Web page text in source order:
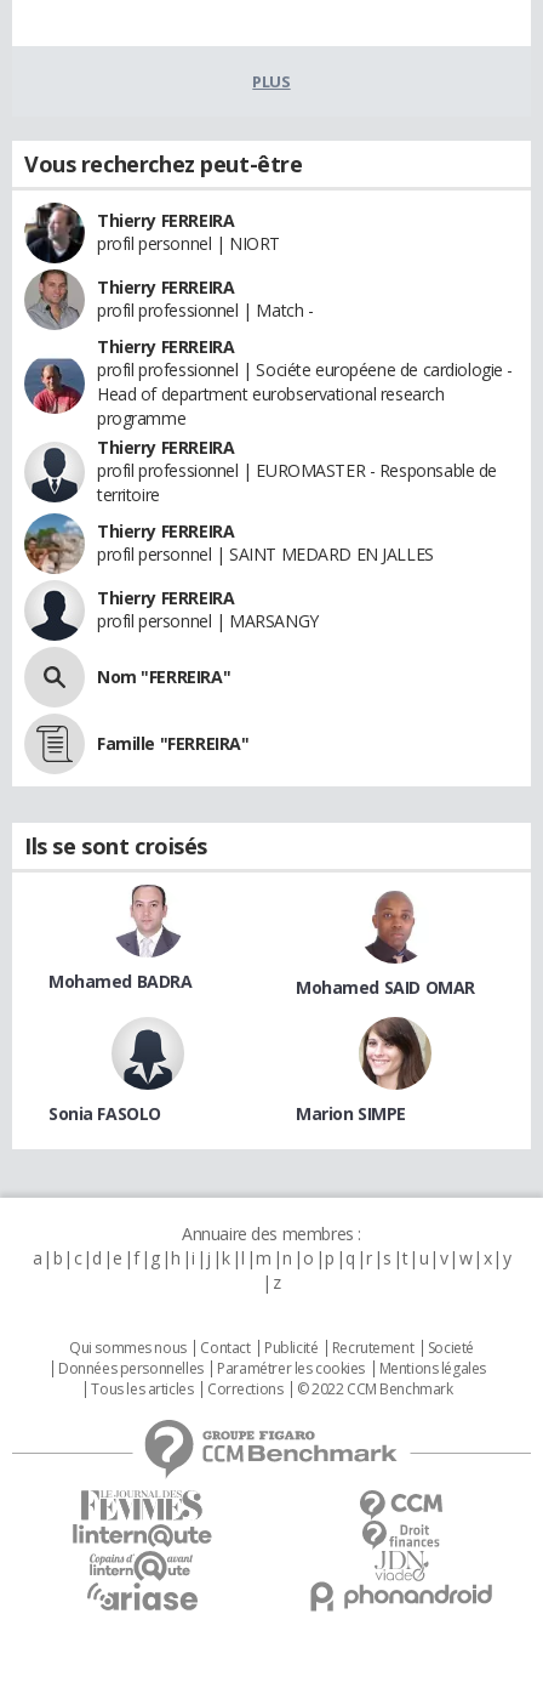
PLUS
Vous recherchez peut-être
Thierry FERREIRA
profil personnel | NIORT
Thierry FERREIRA
profil professionnel | Match -
Thierry FERREIRA
profil professionnel | Sociéte européene de cardiologie -
Head of department eurobservational research
programme
Thierry FERREIRA
profil professionnel | EUROMASTER - Responsable de
territoire
Thierry FERREIRA
profil personnel | SAINT MEDARD EN JALLES
Thierry FERREIRA
profil personnel | MARSANGY
Nom "FERREIRA"
Famille "FERREIRA"
Ils se sont croisés
Mohamed BADRA Mohamed SAID OMAR
Sonia FASOLO Marion SIMPE
Annuaire des membres :
a b c d e f g h i j k l m n o p q r s t u v w x y
z
Qui sommes nous Contact Publicité Recrutement
Societé
Données personnelles
Paramétrer les cookies
Mentions légales
Tous les articles
Corrections © 2022 CCM Benchmark